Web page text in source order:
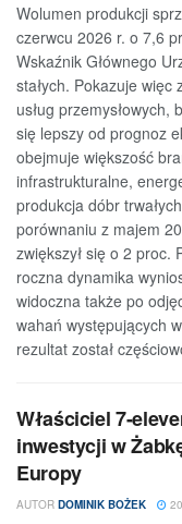
Wolumen produkcji
czerwcu 2026 r. o 7,6
Wskaźnik Głównego
stałych. Pokazuje
usług przemysłowych,
się lepszy od prognoz
obejmuje większość
infrastrukturalne,
produkcja dóbr
porównaniu z majem
zwiększył się o 2 proc.
roczna dynamika
widoczna także po
wahań występujących
rezultat został
Właściciel 7-
inwestycji w
Europy
AUTOR DOMINIK BOŻEK